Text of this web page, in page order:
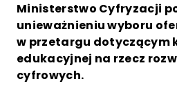
Ministerstwo Cyfryzacji
unieważnieniu wyboru
w przetargu dotyczącym
edukacyjnej na rzecz
cyfrowych.